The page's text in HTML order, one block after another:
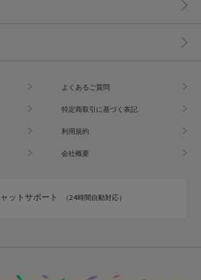
よくあるご質問
特定商取引に基づく表記
利用規約
会社概要
ットサポート （24時間自動対応）